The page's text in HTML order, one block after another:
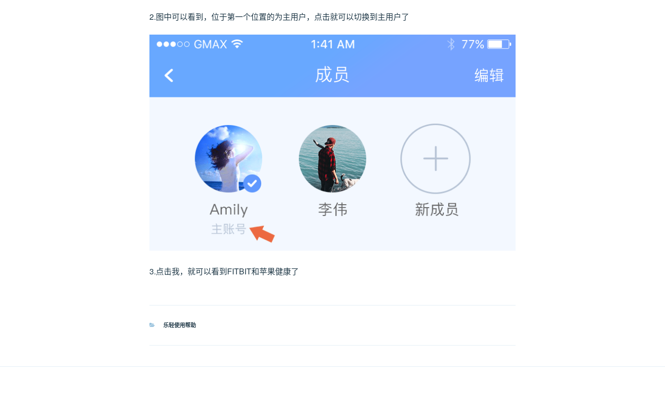
2.图中可以看到，位于第一个位置的为主用户，点击就可以切换到主用户了
3.点击我，就可以看到FITBIT和苹果健康了
分
乐轻使用帮助